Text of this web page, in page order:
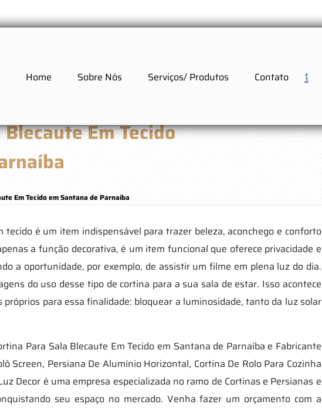
Home Sobre Nós Serviços/ Produtos Contato
Em Tecido
Em Tecido em Santana de Parnaíba
tecido é um item indispensável para trazer beleza, aconchego e conforto
a função decorativa, é um item funcional que oferece privacidade e
a oportunidade, por exemplo, de assistir um filme em plena luz do dia.
do uso desse tipo de cortina para a sua sala de estar. Isso acontece
próprios para essa finalidade: bloquear a luminosidade, tanto da luz solar
Para Sala Blecaute Em Tecido em Santana de Parnaíba e Fabricante
Screen, Persiana De Alumínio Horizontal, Cortina De Rolo Para Cozinha
Decor é uma empresa especializada no ramo de Cortinas e Persianas e
seu espaço no mercado. Venha fazer um orçamento com a